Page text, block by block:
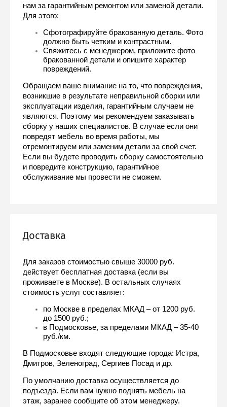
нам за гарантийным ремонтом или заменой детали.
Для этого:
Сфотографируйте бракованную деталь. Фото
должно быть четким и контрастным.
Свяжитесь с менеджером, приложите фото
бракованной детали и опишите характер
повреждений.
Обращаем ваше внимание на то, что повреждения,
возникшие в результате неправильной сборки или
эксплуатации изделия, гарантийным случаем не
являются. Поэтому мы рекомендуем заказывать
сборку у наших специалистов. В случае если они
повредят мебель во время работы, мы
отремонтируем или заменим детали за свой счет.
Если вы будете проводить сборку самостоятельно
и повредите конструкцию, гарантийное
обслуживание мы провести не сможем.
Доставка
Для заказов стоимостью свыше 30000 руб.
действует бесплатная доставка (если вы
проживаете в Москве). В остальных случаях
стоимость услуг составляет:
по Москве в пределах МКАД – от 1200 руб.
до 1500 руб.;
в Подмосковье, за пределами МКАД – 35-40
руб./км.
В Подмосковье входят следующие города: Истра,
Дмитров, Зеленоград, Сергиев Посад и др.
По умолчанию доставка осуществляется до
подъезда. Если вам нужно поднять мебель на
этаж, заранее сообщите об этом менеджеру.